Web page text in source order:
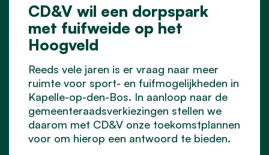
CD&V wil een dorpspark
met fuifweide op het
Hoogveld
Reeds vele jaren is er vraag naar meer
ruimte voor sport- en fuifmogelijkheden in
Kapelle-op-den-Bos. In aanloop naar de
gemeenteraadsverkiezingen stellen we
daarom met CD&V onze toekomstplannen
voor om hierop een antwoord te bieden.